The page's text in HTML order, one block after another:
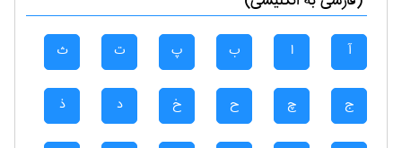
آ ا ب پ ت ث
ج چ ح خ د ذ